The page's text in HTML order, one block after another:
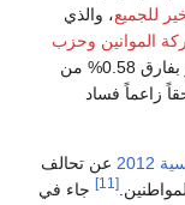
للجميع، والذي
الموانين وحزب
. حصل على 35.31% من الأصوات وخسر بفارق 0.58% من
زاعماً فساد
عن تحالف
[11]
جاء في